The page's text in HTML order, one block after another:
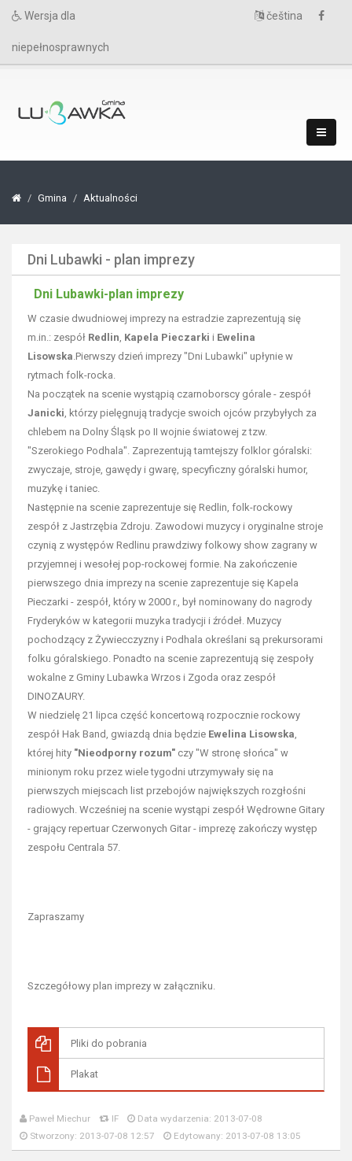
Wersja dla
niepełnosprawnych
čeština
Gmina Aktualności
Dni Lubawki - plan imprezy
Dni Lubawki-plan imprezy
W czasie dwudniowej imprezy na estradzie zaprezentują się
m.in.: zespół Redlin, Kapela Pieczarki i Ewelina
Lisowska.Pierwszy dzień imprezy "Dni Lubawki" upłynie w
rytmach folk-rocka.
Na początek na scenie wystąpią czarnoborscy górale - zespół
Janicki, którzy pielęgnują tradycje swoich ojców przybyłych za
chlebem na Dolny Śląsk po II wojnie światowej z tzw.
"Szerokiego Podhala". Zaprezentują tamtejszy folklor góralski:
zwyczaje, stroje, gawędy i gwarę, specyficzny góralski humor,
muzykę i taniec.
Następnie na scenie zaprezentuje się Redlin, folk-rockowy
zespół z Jastrzębia Zdroju. Zawodowi muzycy i oryginalne stroje
czynią z występów Redlinu prawdziwy folkowy show zagrany w
przyjemnej i wesołej pop-rockowej formie. Na zakończenie
pierwszego dnia imprezy na scenie zaprezentuje się Kapela
Pieczarki - zespół, który w 2000 r., był nominowany do nagrody
Fryderyków w kategorii muzyka tradycji i źródeł. Muzycy
pochodzący z Żywiecczyzny i Podhala określani są prekursorami
folku góralskiego. Ponadto na scenie zaprezentują się zespoły
wokalne z Gminy Lubawka Wrzos i Zgoda oraz zespół
DINOZAURY.
W niedzielę 21 lipca część koncertową rozpocznie rockowy
zespół Hak Band, gwiazdą dnia będzie Ewelina Lisowska,
której hity "Nieodporny rozum" czy "W stronę słońca" w
minionym roku przez wiele tygodni utrzymywały się na
pierwszych miejscach list przebojów największych rozgłośni
radiowych. Wcześniej na scenie wystąpi zespół Wędrowne Gitary
- grający repertuar Czerwonych Gitar - imprezę zakończy występ
zespołu Centrala 57.
Zapraszamy
Szczegółowy plan imprezy w załączniku.
Pliki do pobrania
Plakat
Paweł Miechur IF
Data wydarzenia: 2013-07-08
Stworzony: 2013-07-08 12:57
Edytowany: 2013-07-08 13:05